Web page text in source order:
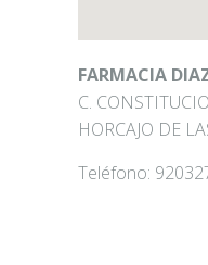
FARMACIA
C.
HORCAJO DE
Teléfono: